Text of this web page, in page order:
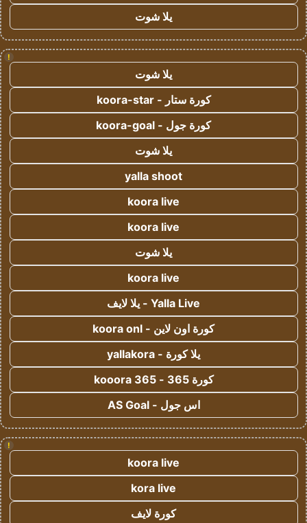
يلا شوت
!
يلا شوت
كورة ستار - koora-star
كورة جول - koora-goal
يلا شوت
yalla shoot
koora live
koora live
يلا شوت
koora live
Yalla Live - يلا لايف
كورة اون لاين - koora onl
يلا كورة - yallakora
كورة 365 - kooora 365
اس جول - AS Goal
!
koora live
kora live
كورة لايف